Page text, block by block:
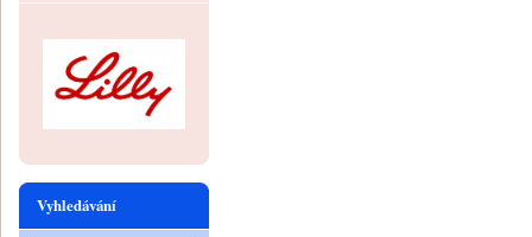
Vyhledávání